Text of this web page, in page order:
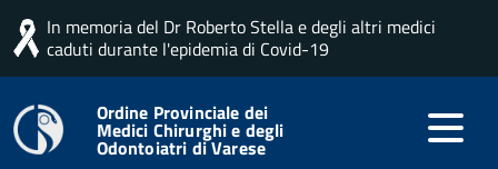
In memoria del Dr Roberto Stella e degli altri medici
caduti durante l'epidemia di Covid-19
Ordine Provinciale dei
Medici Chirurghi e degli
Odontoiatri di Varese
Home Professione Notizie per gli iscritti
Pubblicato: 03 Luglio 2026